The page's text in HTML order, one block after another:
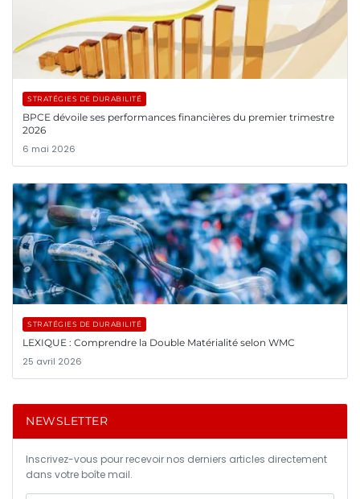
STRATÉGIES DE DURABILITÉ
BPCE dévoile ses performances financières du premier trimestre
2026
6 mai 2026
STRATÉGIES DE DURABILITÉ
LEXIQUE : Comprendre la Double Matérialité selon WMC
25 avril 2026
NEWSLETTER
Inscrivez-vous pour recevoir nos derniers articles directement
dans votre boîte mail.